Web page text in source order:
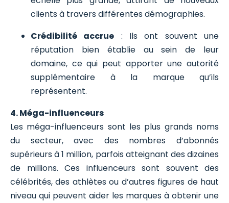
clients à travers différentes démographies.
Crédibilité accrue : Ils ont souvent une
réputation bien établie au sein de leur
domaine, ce qui peut apporter une autorité
supplémentaire à la marque qu’ils
représentent.
4. Méga-influenceurs
Les méga-influenceurs sont les plus grands noms
du secteur, avec des nombres d’abonnés
supérieurs à 1 million, parfois atteignant des dizaines
de millions. Ces influenceurs sont souvent des
célébrités, des athlètes ou d’autres figures de haut
niveau qui peuvent aider les marques à obtenir une